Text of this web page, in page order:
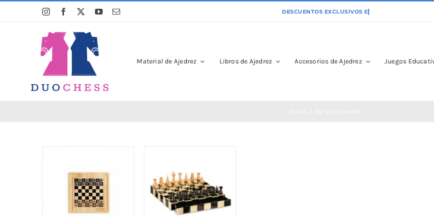
Material de Ajedrez Libros de Ajedrez Accesorios de Ajedrez Juegos